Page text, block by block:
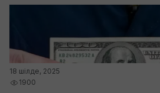
18 шілде, 2025
1900